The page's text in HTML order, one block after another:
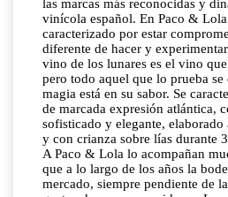
las marcas más reconocidas y
vinícola español. En Paco & Lola
caracterizado por estar
diferente de hacer y
vino de los lunares es el vino
pero todo aquel que lo prueba se
magia está en su sabor. Se
de marcada expresión atlántica,
sofisticado y elegante,
y con crianza sobre lías durante
A Paco & Lola lo acompañan
que a lo largo de los años la
mercado, siempre pendiente de